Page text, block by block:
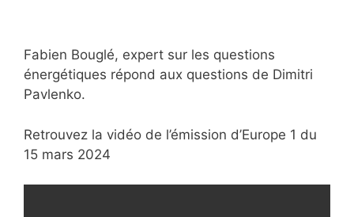
Fabien Bouglé, expert sur les questions
énergétiques répond aux questions de Dimitri
Pavlenko.
Retrouvez la vidéo de l’émission d’Europe 1 du
15 mars 2024